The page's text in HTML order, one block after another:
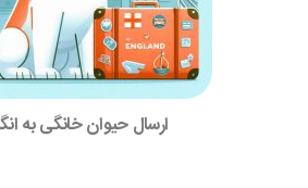
ارسال حیوان خانگی به